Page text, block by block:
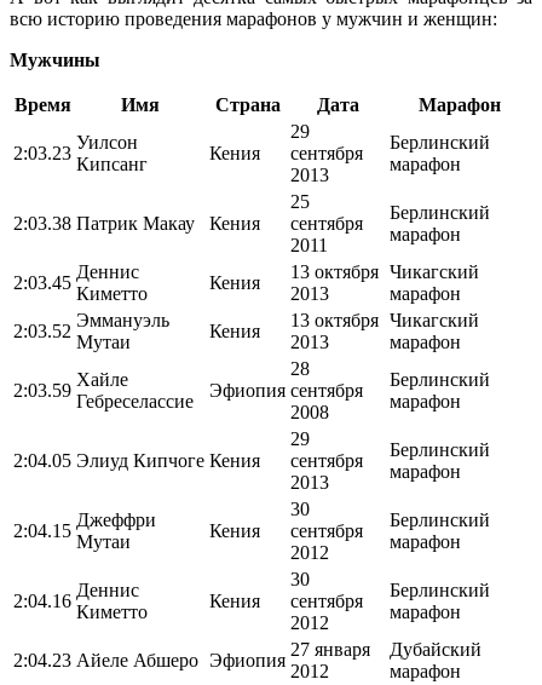
всю историю проведения марафонов у мужчин и женщин:
Мужчины
Время Имя Страна Дата Марафон
2:03.23
Уилсон
Кипсанг
Кения
29
сентября
2013
Берлинский
марафон
2:03.38 Патрик Макау Кения
25
сентября
2011
Берлинский
марафон
2:03.45
Деннис
Киметто
Кения
13 октября
2013
Чикагский
марафон
2:03.52
Эммануэль
Мутаи
Кения
13 октября
2013
Чикагский
марафон
2:03.59
Хайле
Гебреселассие
Эфиопия
28
сентября
2008
Берлинский
марафон
2:04.05 Элиуд Кипчоге Кения
29
сентября
2013
Берлинский
марафон
2:04.15
Джеффри
Мутаи
Кения
30
сентября
2012
Берлинский
марафон
2:04.16
Деннис
Киметто
Кения
30
сентября
2012
Берлинский
марафон
2:04.23 Айеле Абшеро Эфиопия
27 января
2012
Дубайский
марафон